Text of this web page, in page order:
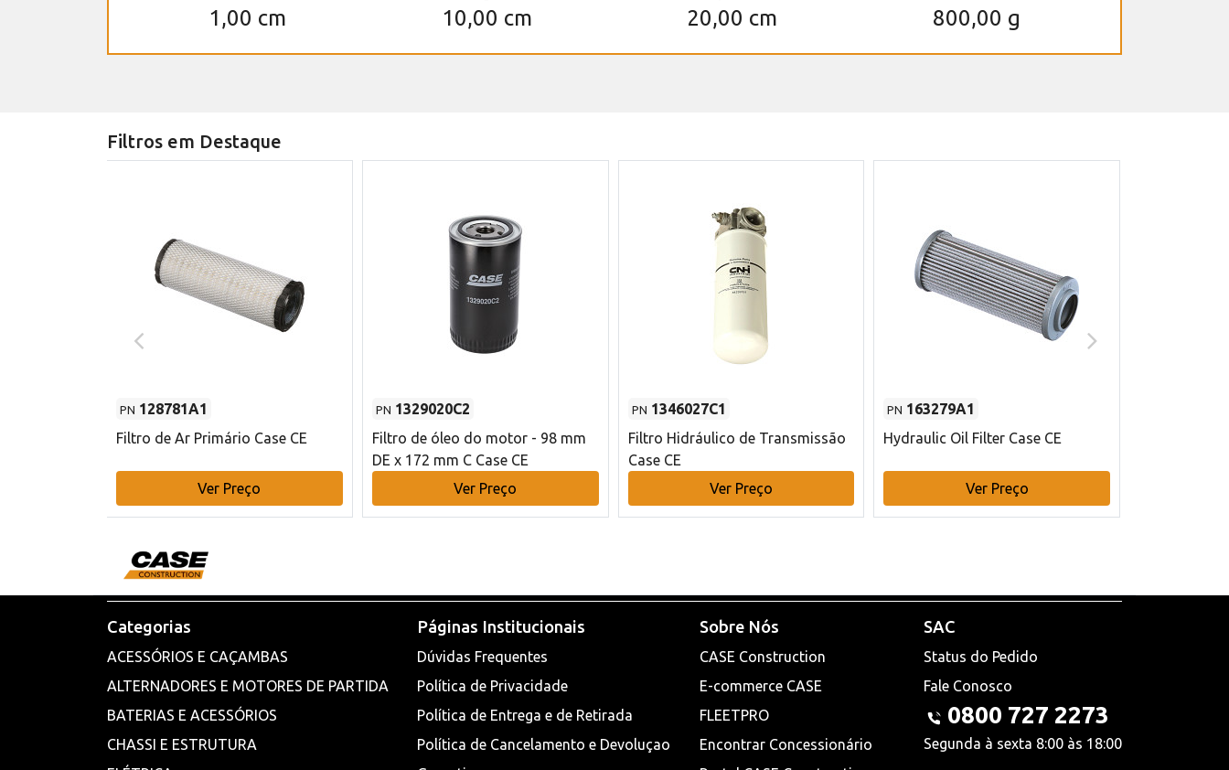
1,00 cm 10,00 cm 20,00 cm 800,00 g
Filtros em Destaque
PN 128781A1
Filtro de Ar Primário Case CE
Ver Preço
PN 1329020C2
Filtro de óleo do motor - 98 mm
DE x 172 mm C Case CE
Ver Preço
PN 1346027C1
Filtro Hidráulico de Transmissão
Case CE
Ver Preço
PN 163279A1
Hydraulic Oil Filter Case CE
Ver Preço
Categorias
ACESSÓRIOS E CAÇAMBAS
ALTERNADORES E MOTORES DE PARTIDA
BATERIAS E ACESSÓRIOS
CHASSI E ESTRUTURA
Páginas Institucionais
Dúvidas Frequentes
Política de Privacidade
Política de Entrega e de Retirada
Política de Cancelamento e Devoluçao
Sobre Nós
CASE Construction
E-commerce CASE
FLEETPRO
Encontrar Concessionário
SAC
Status do Pedido
Fale Conosco
0800 727 2273
Segunda à sexta 8:00 às 18:00